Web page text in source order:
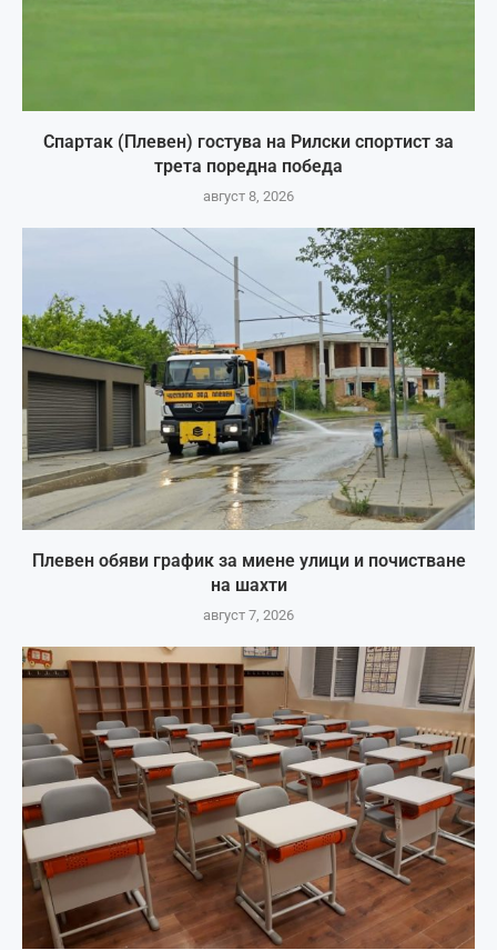
Спартак (Плевен) гостува на Рилски спортист за
трета поредна победа
август 8, 2026
Плевен обяви график за миене улици и почистване
на шахти
август 7, 2026